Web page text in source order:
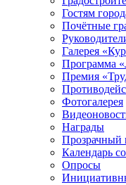
Гостям
Почётные
Галерея
Программа
Премия
Фотогалерея
Награды
Прозрачный
Календарь
Опросы